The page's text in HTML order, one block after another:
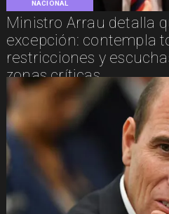
NACIONAL
Ministro Arrau detalla
excepción: contempla
restricciones y
zonas críticas